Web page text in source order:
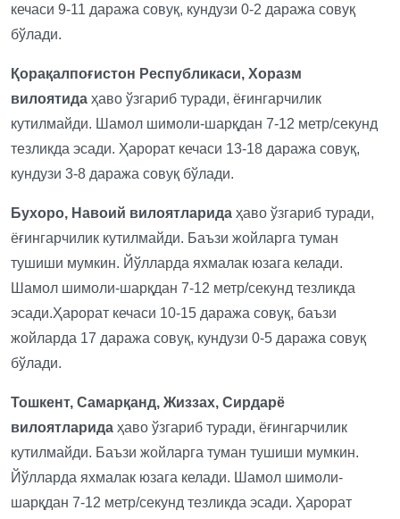
кечаси 9-11 даража совуқ, кундузи 0-2 даража совуқ
бўлади.
Қорақалпоғистон Республикаси, Хоразм
вилоятида ҳаво ўзгариб туради, ёғингарчилик
кутилмайди. Шамол шимоли-шарқдан 7-12 метр/секунд
тезликда эсади. Ҳарорат кечаси 13-18 даража совуқ,
кундузи 3-8 даража совуқ бўлади.
Бухоро, Навоий вилоятларида ҳаво ўзгариб туради,
ёғингарчилик кутилмайди. Баъзи жойларга туман
тушиши мумкин. Йўлларда яхмалак юзага келади.
Шамол шимоли-шарқдан 7-12 метр/секунд тезликда
эсади.Ҳарорат кечаси 10-15 даража совуқ, баъзи
жойларда 17 даража совуқ, кундузи 0-5 даража совуқ
бўлади.
Тошкент, Самарқанд, Жиззах, Сирдарё
вилоятларида ҳаво ўзгариб туради, ёғингарчилик
кутилмайди. Баъзи жойларга туман тушиши мумкин.
Йўлларда яхмалак юзага келади. Шамол шимоли-
шарқдан 7-12 метр/секунд тезликда эсади. Ҳарорат